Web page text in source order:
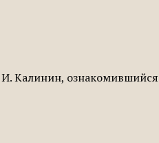
Калинин,